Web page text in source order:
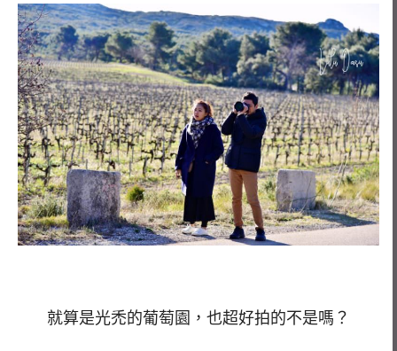
就算是光禿的葡萄園，也超好拍的不是嗎？